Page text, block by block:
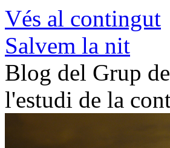
Vés al contingut
Salvem la nit
Blog del Grup
l'estudi de la